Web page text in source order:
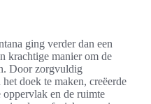
ging verder dan een
krachtige manier om de
Door zorgvuldig
het doek te maken, creëerde
en de ruimte